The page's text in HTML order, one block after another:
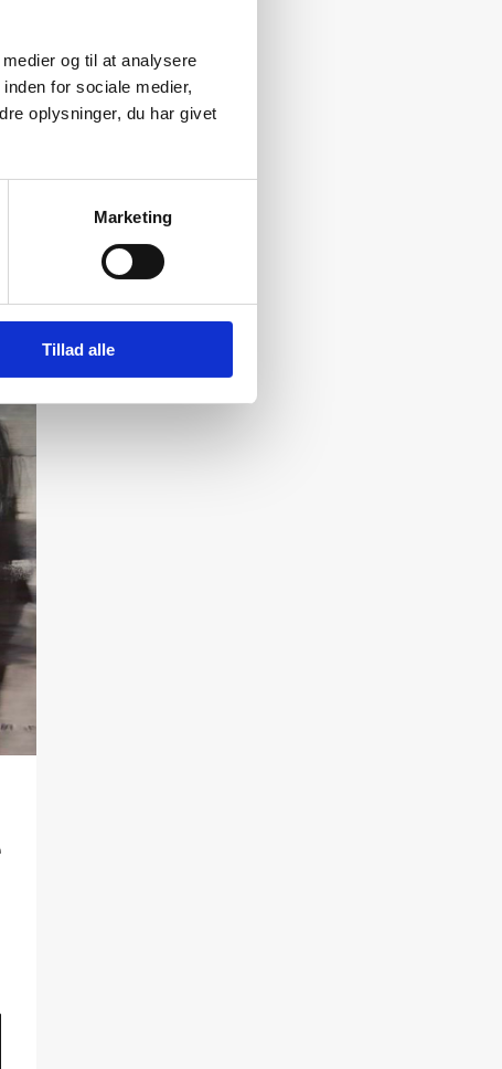
og til at analysere
for sociale medier,
oplysninger, du har givet
Marketing
Tillad alle